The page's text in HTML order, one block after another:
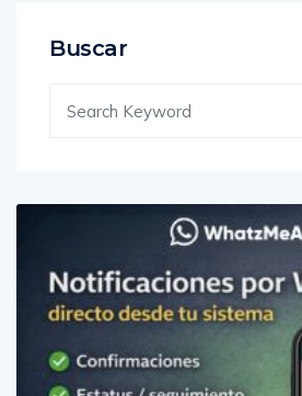
Buscar